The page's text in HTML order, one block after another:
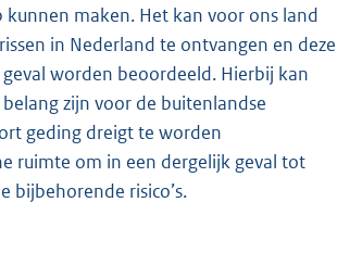
maken. Het kan voor ons land
in Nederland te ontvangen en deze
worden beoordeeld. Hierbij kan
zijn voor de buitenlandse
geding dreigt te worden
ruimte om in een dergelijk geval tot
bijbehorende risico’s.